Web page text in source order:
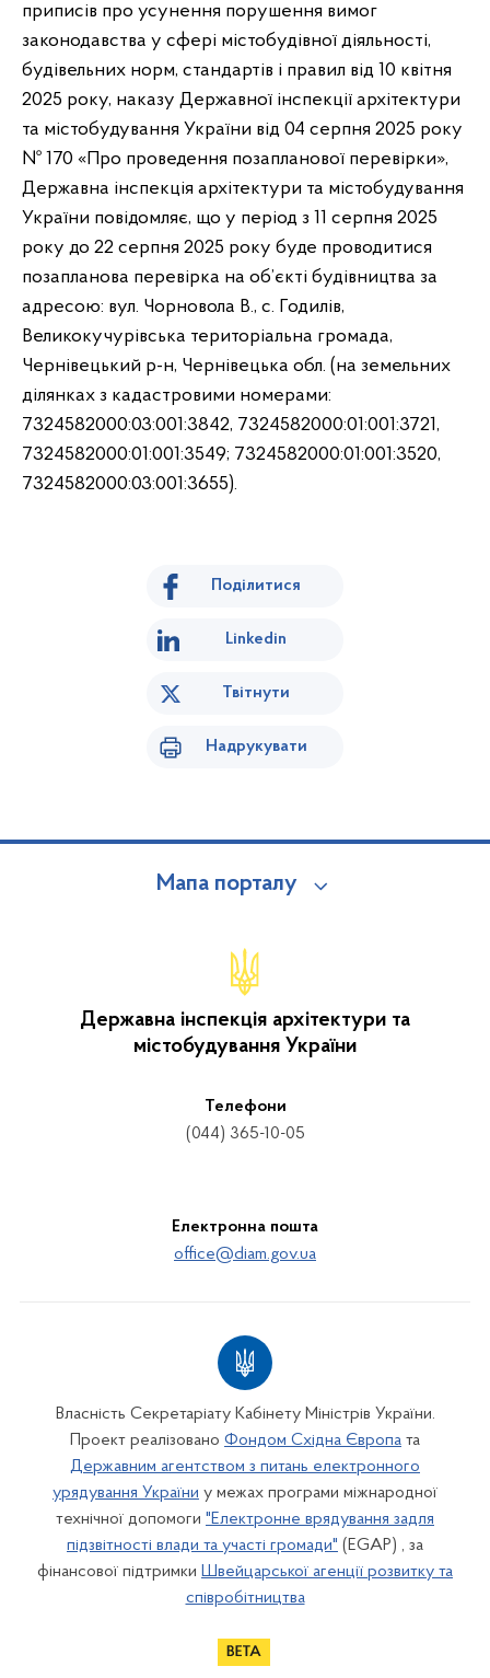
приписів про усунення порушення вимог
законодавства у сфері містобудівної діяльності,
будівельних норм, стандартів і правил від 10 квітня
2025 року, наказу Державної інспекції архітектури
та містобудування України від 04 серпня 2025 року
№ 170 «Про проведення позапланової перевірки»,
Державна інспекція архітектури та містобудування
України повідомляє, що у період з 11 серпня 2025
року до 22 серпня 2025 року буде проводитися
позапланова перевірка на об’єкті будівництва за
адресою: вул. Чорновола В., с. Годилів,
Великокучурівська територіальна громада,
Чернівецький р-н, Чернівецька обл. (на земельних
ділянках з кадастровими номерами:
7324582000:03:001:3842, 7324582000:01:001:3721,
7324582000:01:001:3549; 7324582000:01:001:3520,
7324582000:03:001:3655).
Поділитися
Linkedin
Твітнути
Надрукувати
Мапа порталу
Державна інспекція архітектури та
містобудування України
Телефони
(044) 365-10-05
Електронна пошта
office@diam.gov.ua
Власність Секретаріату Кабінету Міністрів України.
Проект реалізовано Фондом Східна Європа та
Державним агентством з питань електронного
урядування України у межах програми міжнародної
технічної допомоги "Електронне врядування задля
підзвітності влади та участі громади" (EGAP) , за
фінансової підтримки Швейцарської агенції розвитку та
співробітництва